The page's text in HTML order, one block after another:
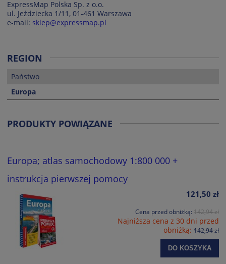
ExpressMap Polska Sp. z o.o.
ul. Jeździecka 1/11, 01-461 Warszawa
e-mail: sklep@expressmap.pl
REGION
Państwo
Europa
PRODUKTY POWIĄZANE
Europa; atlas samochodowy 1:800 000 +
instrukcja pierwszej pomocy
121,50 zł
Cena przed obniżką: 142,94 zł
Najniższa cena z 30 dni przed
obniżką: 142,94 zł
DO KOSZYKA